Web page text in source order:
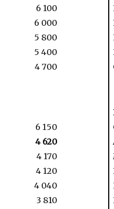
6 100
6 000
5 800
5 400
4 700
6 150
4 620
4 170
4 120
4 040
3 810